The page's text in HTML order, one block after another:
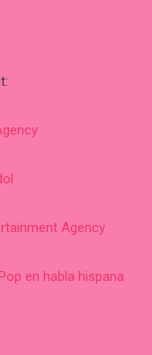
Agency
en habla hispana